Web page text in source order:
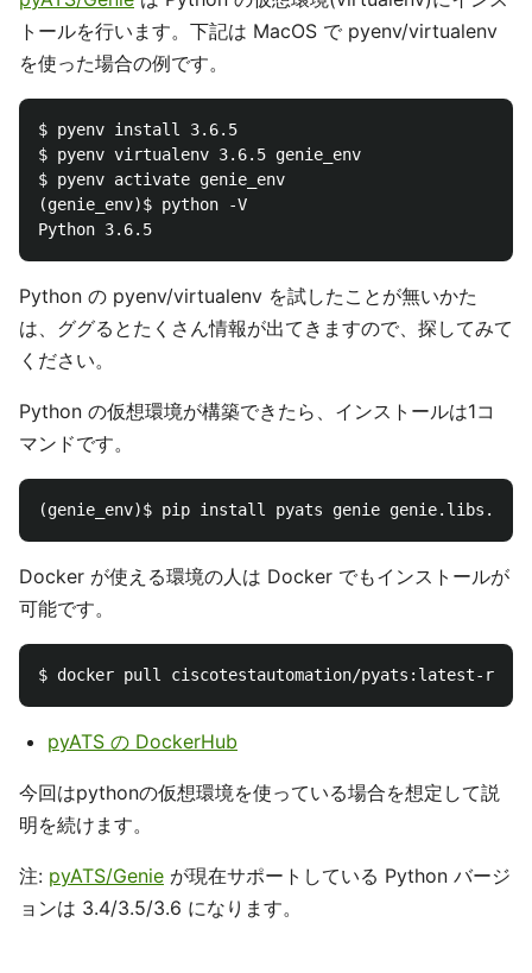
トールを行います。下記は MacOS で pyenv/virtualenv
を使った場合の例です。
$ pyenv install 3.6.5
$ pyenv virtualenv 3.6.5 genie_env
$ pyenv activate genie_env
(genie_env)$ python -V
Python の pyenv/virtualenv を試したことが無いかた
は、ググるとたくさん情報が出てきますので、探してみて
ください。
Python の仮想環境が構築できたら、インストールは1コ
マンドです。
Docker が使える環境の人は Docker でもインストールが
可能です。
pyATS の DockerHub
今回はpythonの仮想環境を使っている場合を想定して説
明を続けます。
注: pyATS/Genie が現在サポートしている Python バージ
ョンは 3.4/3.5/3.6 になります。